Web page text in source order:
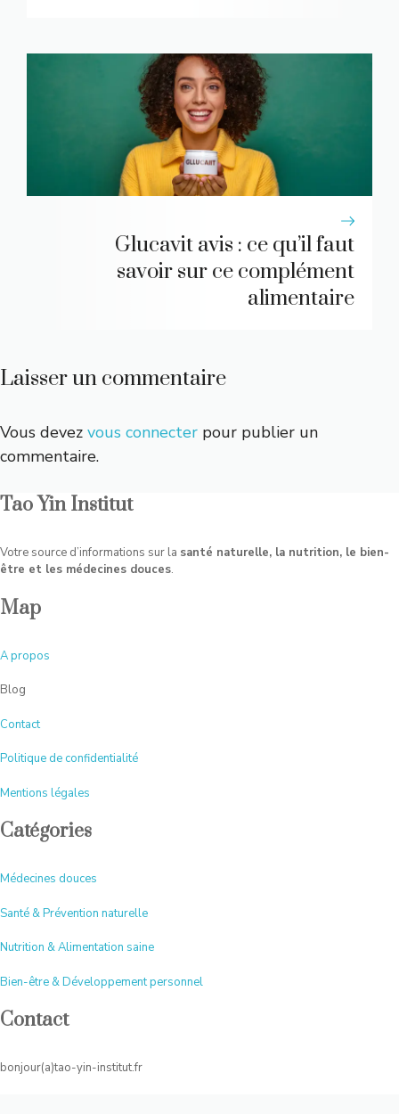
Glucavit avis : ce qu’il faut
savoir sur ce complément
alimentaire
Laisser un commentaire
Vous devez vous connecter pour publier un
commentaire.
Tao Yin Institut
Votre source d’informations sur la santé naturelle, la nutrition, le bien-
être et les médecines douces.
Map
Apropos
Blog
Contact
Politique de confidentialité
Mentions légales
Catégories
Médecines douces
Santé & Prévention naturelle
Nutrition & Alimentation saine
Bien-être & Développement personnel
Contact
bonjour(a)tao-yin-institut.fr